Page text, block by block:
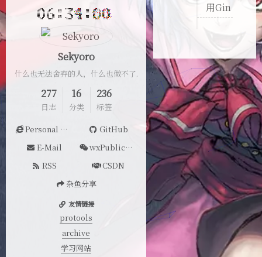
用Gin
Sekyoro
什么也无法舍弃的人，什么也做不了.
277
日志
16
分类
236
标签
Personal Website
GitHub
E-Mail
wxPublicAccount
RSS
CSDN
杂鱼分享
友情链接
protools
archive
学习网站